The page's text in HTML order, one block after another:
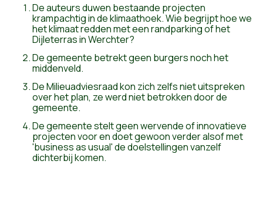
De auteurs duwen bestaande projecten
krampachtig in de klimaathoek. Wie begrijpt hoe we
het klimaat redden met een randparking of het
Dijleterras in Werchter?
De gemeente betrekt geen burgers noch het
middenveld.
De Milieuadviesraad kon zich zelfs niet uitspreken
over het plan, ze werd niet betrokken door de
gemeente.
De gemeente stelt geen wervende of innovatieve
projecten voor en doet gewoon verder alsof met
'business as usual' de doelstellingen vanzelf
dichterbij komen.